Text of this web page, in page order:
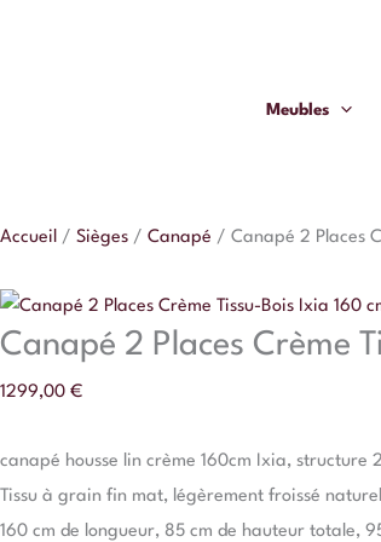
Meubles
Accueil / Sièges / Canapé / Canapé 2 Places
Canapé 2 Places Crème
1299,00 €
canapé housse lin crème 160cm Ixia, structure
Tissu à grain fin mat, légèrement froissé
160 cm de longueur, 85 cm de hauteur totale,
Tissu-
Ixia
160